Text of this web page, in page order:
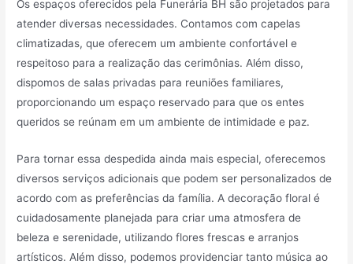
Os espaços oferecidos pela Funerária BH são projetados para
atender diversas necessidades. Contamos com capelas
climatizadas, que oferecem um ambiente confortável e
respeitoso para a realização das cerimônias. Além disso,
dispomos de salas privadas para reuniões familiares,
proporcionando um espaço reservado para que os entes
queridos se reúnam em um ambiente de intimidade e paz.
Para tornar essa despedida ainda mais especial, oferecemos
diversos serviços adicionais que podem ser personalizados de
acordo com as preferências da família. A decoração floral é
cuidadosamente planejada para criar uma atmosfera de
beleza e serenidade, utilizando flores frescas e arranjos
artísticos. Além disso, podemos providenciar tanto música ao